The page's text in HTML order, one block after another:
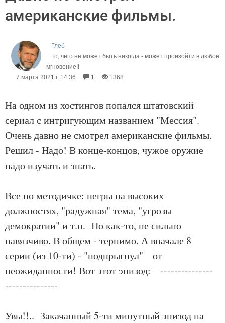
американские фильмы.
Глеб
То, чего не может быть никогда - может произойти в любое
мгновение!!
7 марта 2021 г. 14:36
1 1368
На одном из хостингов попался штатовский
сериал с интригующим названием "Мессия".
Очень давно не смотрел американские фильмы.
Решил - Надо! В конце-концов, чужое оружие
надо изучать и знать.
Все по методичке: негры на высоких
должностях, "радужная" тема, "угрозы
демократии" и т.п. Но как-то, не сильно
навязчиво. В общем - терпимо. А вначале 8
серии (из 10-ти) - "подпрыгнул" от
неожиданности! Вот этот эпизод: ---------------
---------------
Увы!!.. Закачанный 5-ти минутный эпизод на